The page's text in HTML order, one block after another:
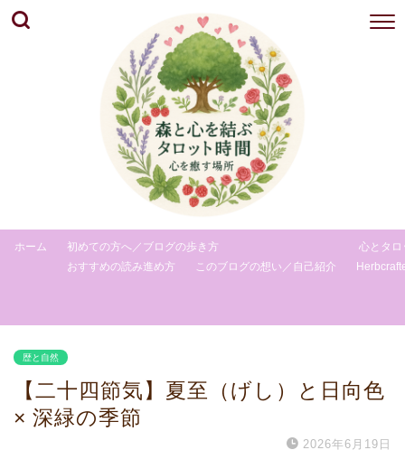
ホーム
初めての方へ／ブログの歩き方
おすすめの読み進め方
このブログの想い／自己紹介
心とタロ
歴と自然
【二十四節気】夏至（げし）と日向色
× 深緑の季節
2026年6月19日